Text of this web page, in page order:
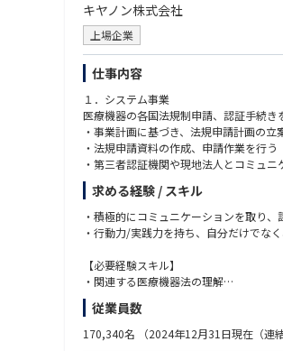
キヤノン株式会社
上場企業
仕事内容
１．システム事業
医療機器の各国法規制申請、認証手続き
・事業計画に基づき、法規申請計画の立
・法規申請資料の作成、申請作業を行う
・第三者認証機関や現地法人とコミュ
・法規申請後の当局からの照会対応を行う
・国内では厚労省・PMDA、米国では
本職種は、医療機器を国内外の市場に
開発初期から設計・品質部門と連携し
単なる書類作成ではなく、「この製品
承認取得や市場展開が実現した際には、
入社後は、OJTを中心に製品・規制・社
求める経験 / スキル
・積極的にコミュニケーションを取り
・行動力/実践力を持ち、自分だけでな
【必要経験スキル】
・関連する医療機器法の理解
・ISO13485 / ISO9001 知識
・当局要求・報告対応
・専門用語理解
従業員数
170,340名 （2024年12月31日現在（連結